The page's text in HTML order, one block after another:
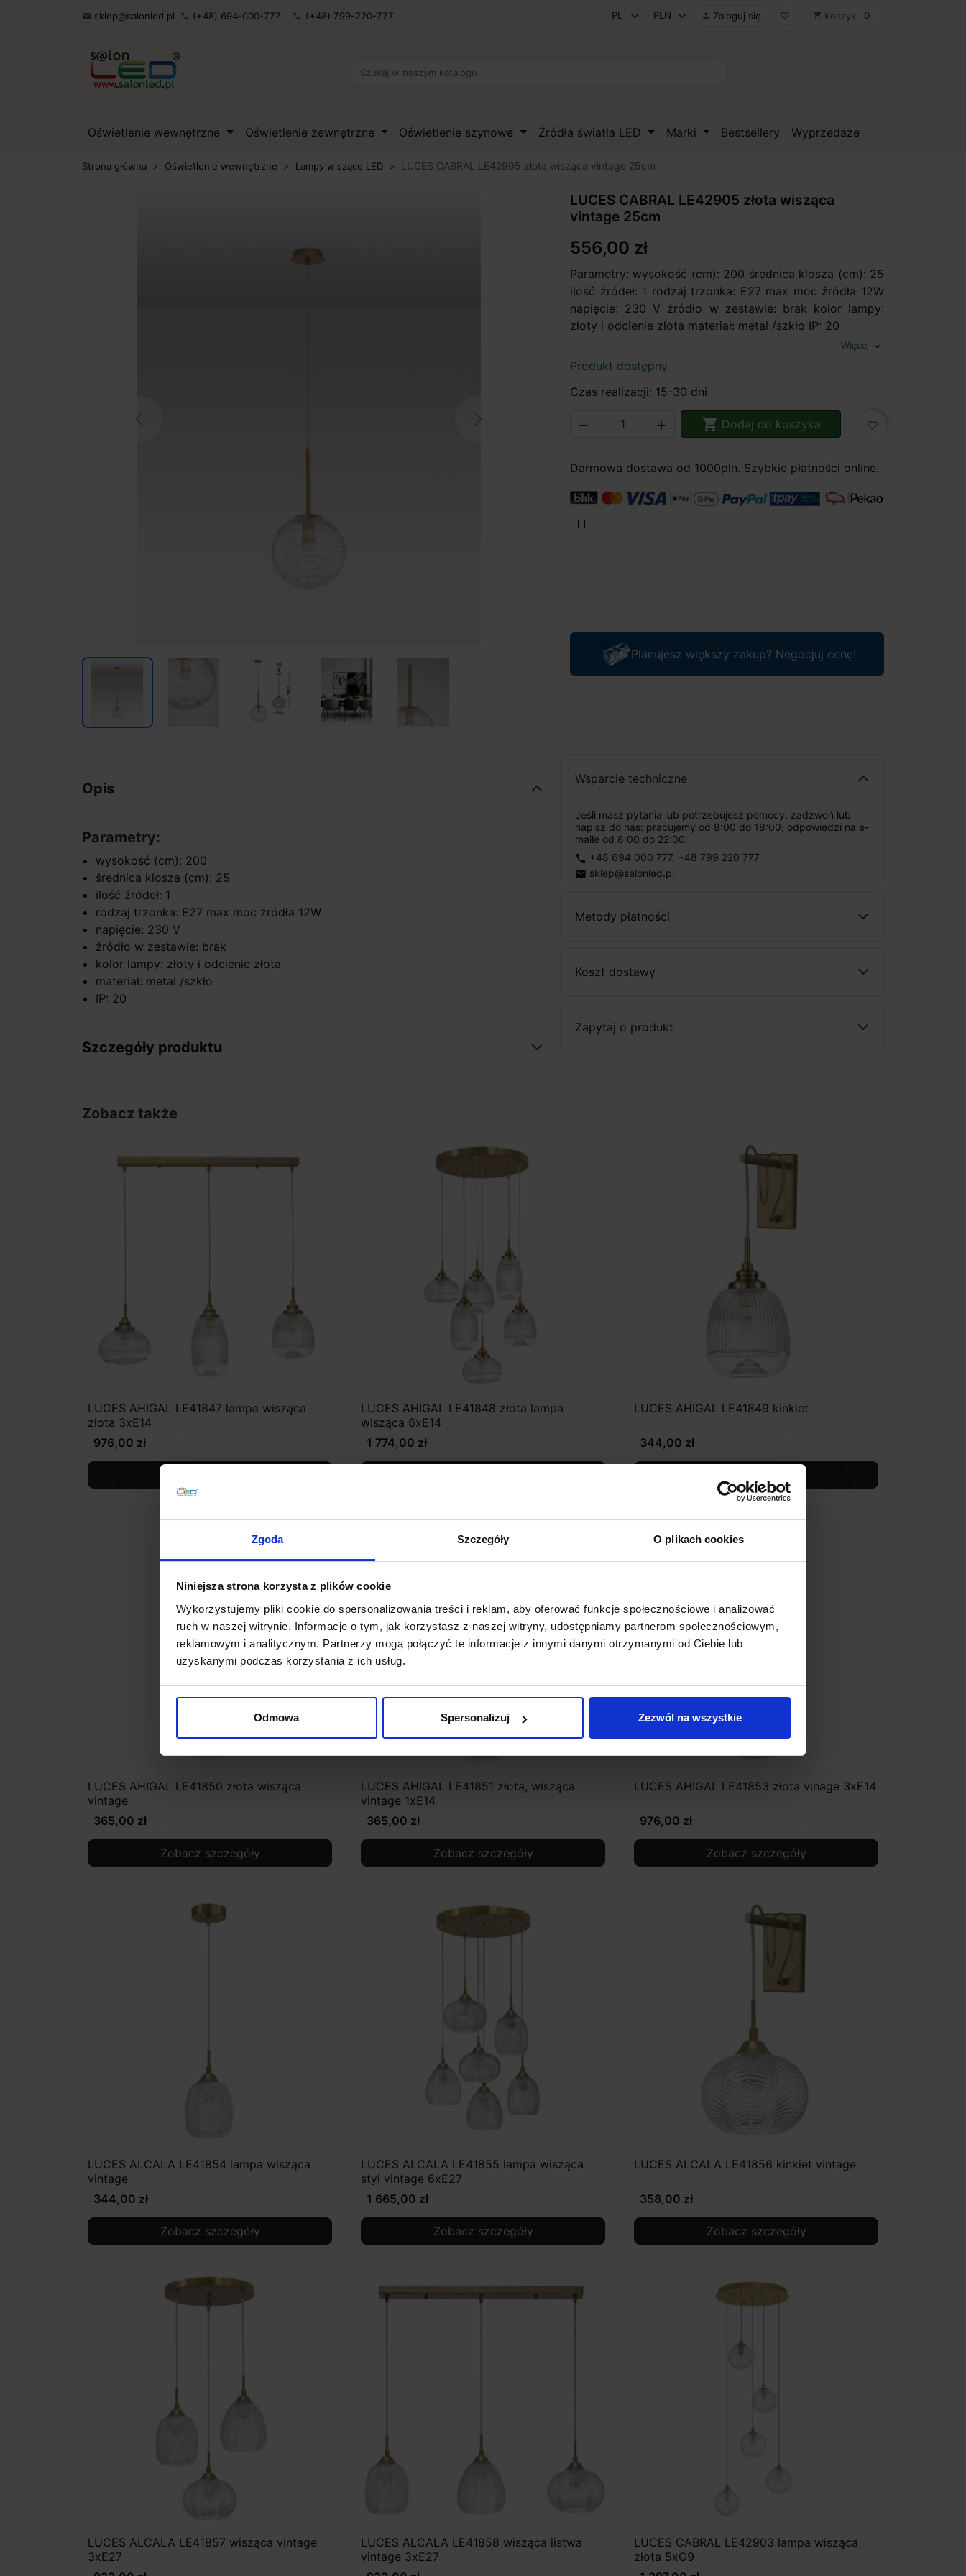
Zgoda Szczegóły O plikach cookies
Niniejsza strona korzysta z plików cookie
Wykorzystujemy pliki cookie do spersonalizowania treści i reklam, aby oferować funkcje społecznościowe i analizować
ruch w naszej witrynie. Informacje o tym, jak korzystasz z naszej witryny, udostępniamy partnerom społecznościowym,
reklamowym i analitycznym. Partnerzy mogą połączyć te informacje z innymi danymi otrzymanymi od Ciebie lub
uzyskanymi podczas korzystania z ich usług.
Odmowa Spersonalizuj Zezwól na wszystkie
 sklep@salonled.pl phone (+48) 694-000-777 phone (+48) 799-220-777  Zaloguj się favorite_border shopping_cart Koszyk 0
Oświetlenie wewnętrzne Oświetlenie zewnętrzne Oświetlenie szynowe Źródła światła LED Marki Bestsellery Wyprzedaże
Strona główna Oświetlenie wewnętrzne Lampy wiszące LED LUCES CABRAL LE42905 złota wisząca vintage 25cm
LUCES CABRAL LE42905 złota wisząca
vintage 25cm
556,00 zł
Parametry: wysokość (cm): 200 średnica klosza (cm): 25
ilość źródeł: 1 rodzaj trzonka: E27 max moc źródła 12W
napięcie: 230 V źródło w zestawie: brak kolor lampy:
złoty i odcienie złota materiał: metal /szkło IP: 20
Więcej expand_more
Produkt dostępny
Czas realizacji: 15-30 dni
   Dodaj do koszyka favorite_border
Darmowa dostawa od 1000pln. Szybkie płatności online.
Planujesz większy zakup? Negocjuj cenę!
Wsparcie techniczne
Jeśli masz pytania lub potrzebujesz pomocy, zadzwoń lub
napisz do nas: pracujemy od 8:00 do 18:00, odpowiedzi na e-
maile od 8:00 do 22:00.
phone +48 694 000 777, +48 799 220 777
email sklep@salonled.pl
Metody płatności
Koszt dostawy
Zapytaj o produkt
Opis
Parametry:
wysokość (cm): 200
średnica klosza (cm): 25
ilość źródeł: 1
rodzaj trzonka: E27 max moc źródła 12W
napięcie: 230 V
źródło w zestawie: brak
kolor lampy: złoty i odcienie złota
materiał: metal /szkło
IP: 20
Szczegóły produktu
Zobacz także
LUCES AHIGAL LE41847 lampa wisząca
złota 3xE14
976,00 zł
LUCES AHIGAL LE41848 złota lampa
wisząca 6xE14
1 774,00 zł
LUCES AHIGAL LE41849 kinkiet
344,00 zł
Zobacz szczegóły
LUCES AHIGAL LE41850 złota wisząca
vintage
365,00 zł
Zobacz szczegóły
LUCES AHIGAL LE41851 złota, wisząca
vintage 1xE14
365,00 zł
Zobacz szczegóły
LUCES AHIGAL LE41853 złota vinage 3xE14
976,00 zł
Zobacz szczegóły
LUCES ALCALA LE41854 lampa wisząca
vintage
344,00 zł
Zobacz szczegóły
LUCES ALCALA LE41855 lampa wisząca
styl vintage 6xE27
1 665,00 zł
Zobacz szczegóły
LUCES ALCALA LE41856 kinkiet vintage
358,00 zł
Zobacz szczegóły
LUCES ALCALA LE41857 wisząca vintage
3xE27
LUCES ALCALA LE41858 wisząca listwa
vintage 3xE27
LUCES CABRAL LE42903 lampa wisząca
złota 5xG9